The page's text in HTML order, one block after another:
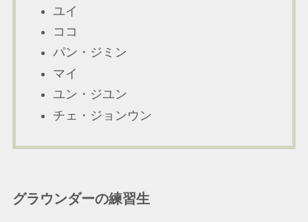
ユイ
ココ
パン・ジミン
マイ
ユン・ジユン
チェ・ジョンウン
グラウンダーの練習生